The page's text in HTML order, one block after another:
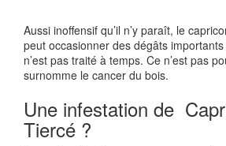
Aussi inoffensif qu’il n’y paraît, le
peut occasionner des dégâts importants
n’est pas traité à temps. Ce n’est pas
surnomme le cancer du bois.
Une infestation de
Tiercé ?